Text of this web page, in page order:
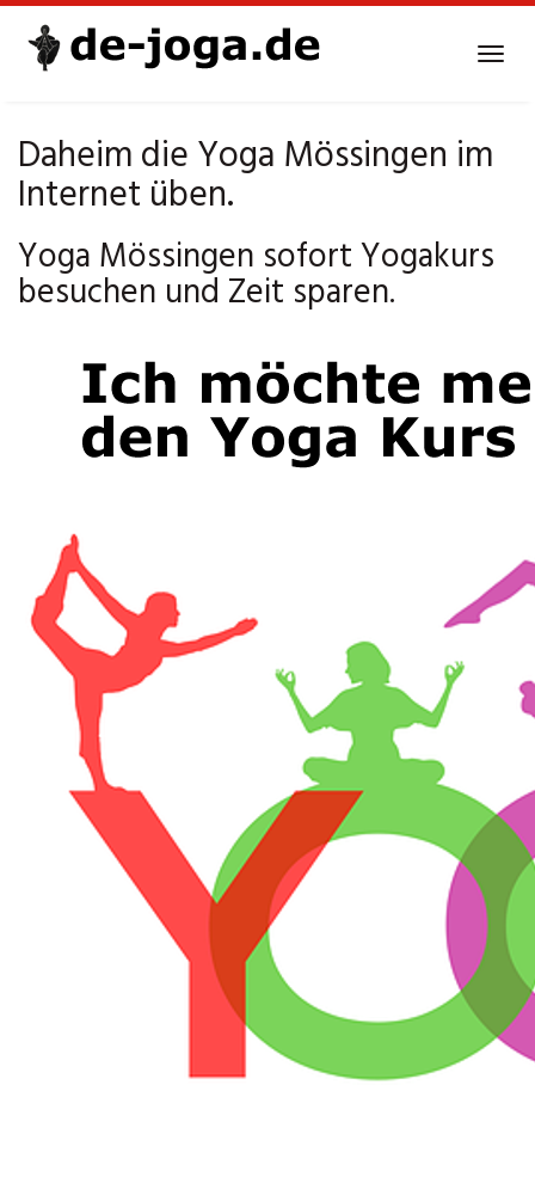
Daheim die Yoga Mössingen im
Internet üben.
Yoga Mössingen sofort Yogakurs
besuchen und Zeit sparen.